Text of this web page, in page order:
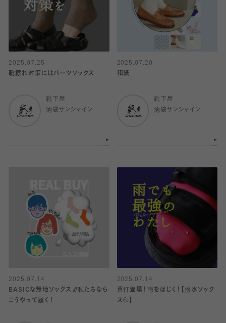
2025.07.25
靴擦れ対策にはパーツソックス
靴下屋
池袋サンシャイン
2025.07.20
和紙
靴下屋
池袋サンシャイン
2025.07.14
BASICな無地ソックス🧦私たちなら
こうやって履く！
2025.07.14
真打登場！雨をはじく！【撥水ソック
ス💦】